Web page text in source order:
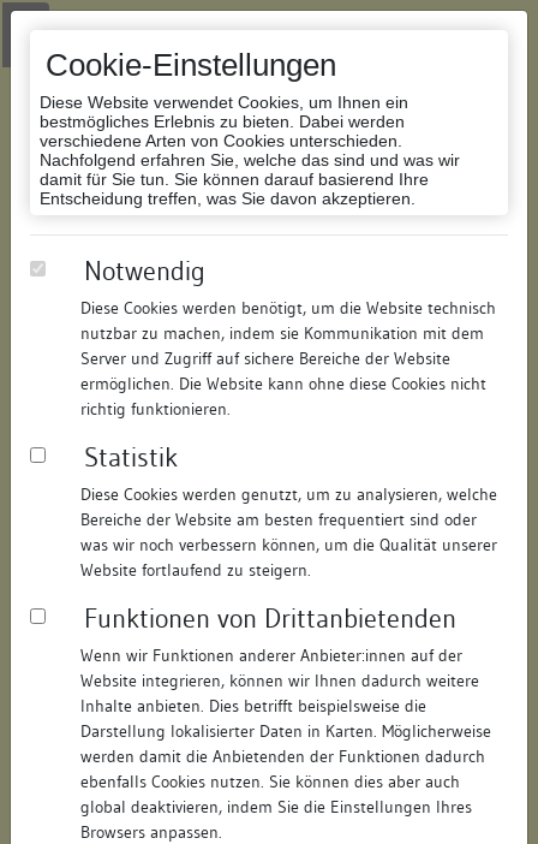
Cookie-Einstellungen
Diese Website verwendet Cookies, um Ihnen ein
bestmögliches Erlebnis zu bieten. Dabei werden
verschiedene Arten von Cookies unterschieden.
Nachfolgend erfahren Sie, welche das sind und was wir
damit für Sie tun. Sie können darauf basierend Ihre
Entscheidung treffen, was Sie davon akzeptieren.
Notwendig
Diese Cookies werden benötigt, um die Website technisch
nutzbar zu machen, indem sie Kommunikation mit dem
Server und Zugriff auf sichere Bereiche der Website
ermöglichen. Die Website kann ohne diese Cookies nicht
richtig funktionieren.
Statistik
Diese Cookies werden genutzt, um zu analysieren, welche
Bereiche der Website am besten frequentiert sind oder
was wir noch verbessern können, um die Qualität unserer
Website fortlaufend zu steigern.
Funktionen von Drittanbietenden
Wenn wir Funktionen anderer Anbieter:innen auf der
Website integrieren, können wir Ihnen dadurch weitere
Inhalte anbieten. Dies betrifft beispielsweise die
Darstellung lokalisierter Daten in Karten. Möglicherweise
werden damit die Anbietenden der Funktionen dadurch
ebenfalls Cookies nutzen. Sie können dies aber auch
global deaktivieren, indem Sie die Einstellungen Ihres
Browsers anpassen.
Zur Navigation springen
Zum Inhalt der Website springen
Datenbank Bauforschung/Restaurierung
361216399268/Datum:05.06.2007
Datenbestand:
Bauforschung
Als PDF herunterladen:
Objektdaten
Straße: Schlossplatz
Hausnummer: 1
Postleitzahl: 79336
Stadt-Teilort: Herbolzheim
Regierungsbezirk: Freiburg
Emmendingen (Landkreis)
Wohnplatzschlüssel: 8316017001